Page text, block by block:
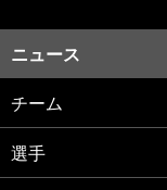
ニュース
チーム
選手